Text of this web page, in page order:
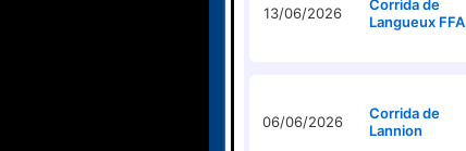
13/06/2026
Corrida de
Langueux FFA
06/06/2026
Corrida de
Lannion